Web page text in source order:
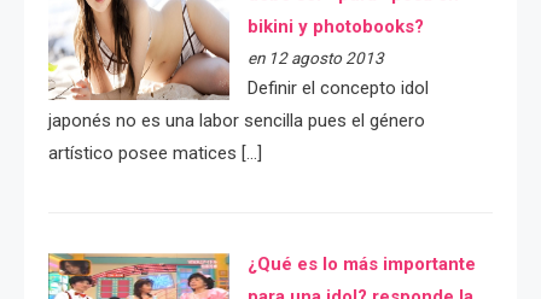
bikini y photobooks?
en 12 agosto 2013
Definir el concepto idol
japonés no es una labor sencilla pues el género
artístico posee matices […]
¿Qué es lo más importante